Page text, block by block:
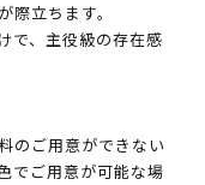
立ちます。
で、主役級の存在感
のご用意ができない
でご用意が可能な場